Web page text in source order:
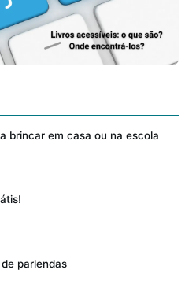
brincar em casa ou na escola
parlendas